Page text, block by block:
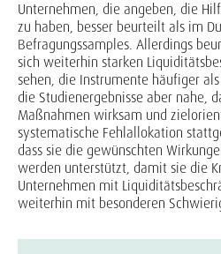
Unternehmen, die angeben, die
zu haben, besser beurteilt als im
Befragungssamples. Allerdings
sich weiterhin starken
sehen, die Instrumente häufiger
die Studienergebnisse aber nahe,
Maßnahmen wirksam und
systematische Fehlallokation
dass sie die gewünschten
werden unterstützt, damit sie die
Unternehmen mit
weiterhin mit besonderen